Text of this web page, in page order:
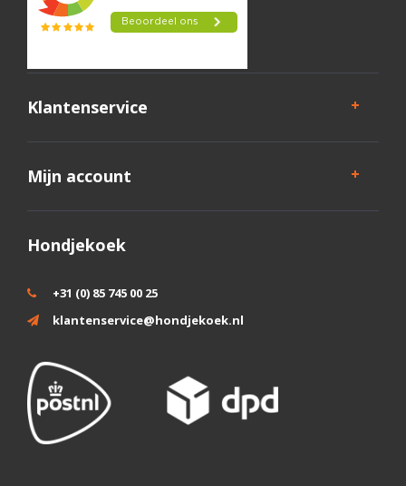
Klantenservice
Mijn account
Hondjekoek
+31 (0) 85 745 00 25
klantenservice@hondjekoek.nl